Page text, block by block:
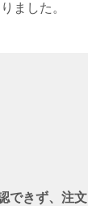
ました。
できず、注文